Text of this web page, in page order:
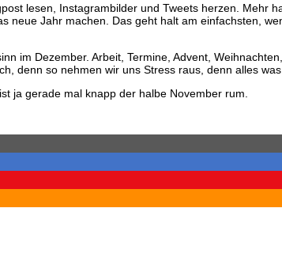
lesen, Instagrambilder und Tweets herzen.
neue Jahr machen. Das geht halt am einfachsten,
im Dezember. Arbeit, Termine, Advent,
denn so nehmen wir uns Stress raus, denn alles
ja gerade mal knapp der halbe November rum.